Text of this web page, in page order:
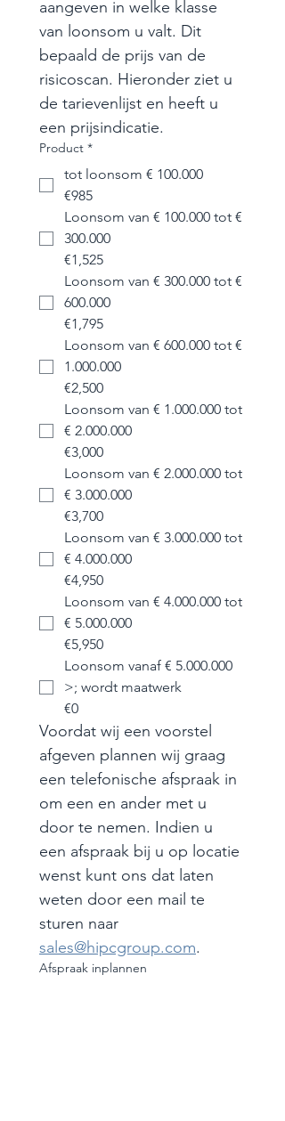
aangeven in welke klasse
van loonsom u valt. Dit
bepaald de prijs van de
risicoscan. Hieronder ziet u
de tarievenlijst en heeft u
een prijsindicatie.
Product *
tot loonsom € 100.000
€985
Loonsom van € 100.000 tot €
300.000
€1,525
Loonsom van € 300.000 tot €
600.000
€1,795
Loonsom van € 600.000 tot €
1.000.000
€2,500
Loonsom van € 1.000.000 tot
€ 2.000.000
€3,000
Loonsom van € 2.000.000 tot
€ 3.000.000
€3,700
Loonsom van € 3.000.000 tot
€ 4.000.000
€4,950
Loonsom van € 4.000.000 tot
€ 5.000.000
€5,950
Loonsom vanaf € 5.000.000
>; wordt maatwerk
€0
Voordat wij een voorstel
afgeven plannen wij graag
een telefonische afspraak in
om een en ander met u
door te nemen. Indien u
een afspraak bij u op locatie
wenst kunt ons dat laten
weten door een mail te
sales@hipcgroup.com.
Afspraak inplannen